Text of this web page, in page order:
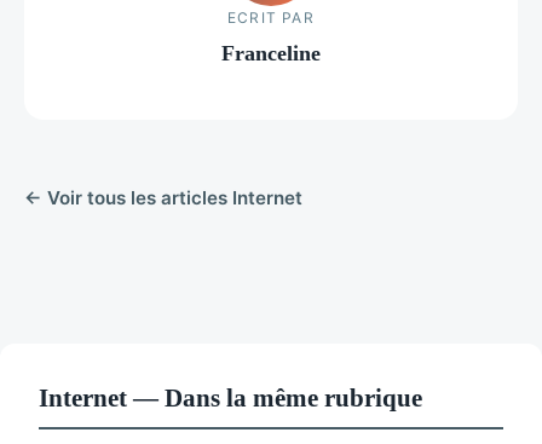
ECRIT PAR
Franceline
← Voir tous les articles Internet
Internet — Dans la même rubrique